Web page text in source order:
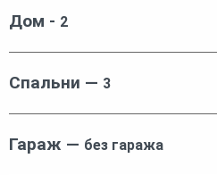
Дом - 2
Спальни — 3
Гараж — без гаража